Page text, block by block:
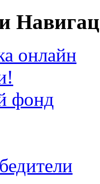
онлайн
фонд